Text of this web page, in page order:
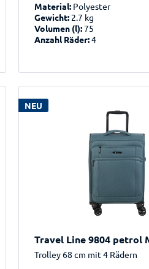
Material: Polyester
Gewicht: 2.7 kg
Volumen (l):75
Anzahl Räder:4
NEU
Travel Line 9804 petrol
Trolley 68 cm mit 4 Rädern